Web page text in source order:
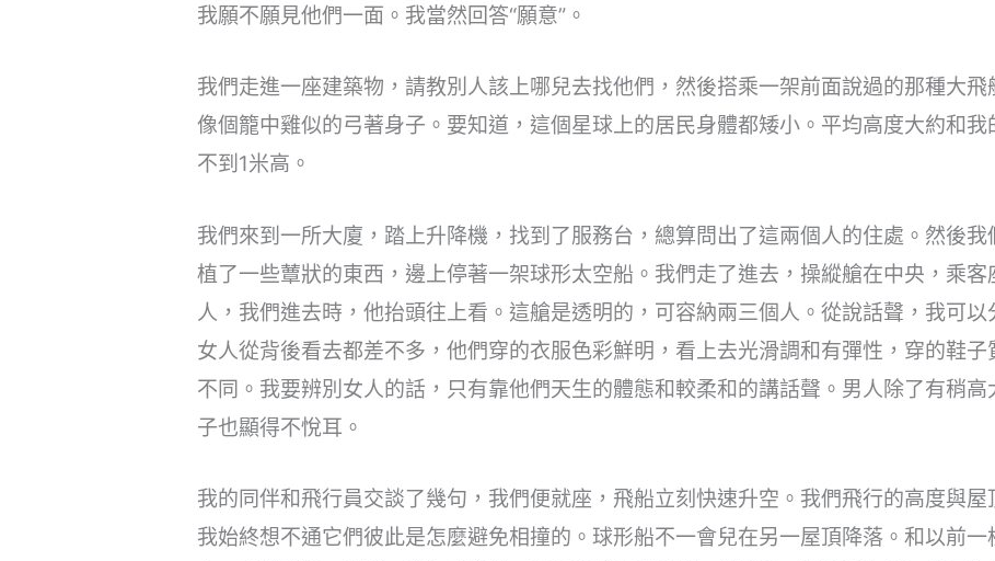
我願不願見他們一面。我當然回答“願意”。
我們走進一座建築物，請教別人該上哪兒去找他們，然後搭乘一架前面說過的那種大
像個籠中雞似的弓著身子。要知道，這個星球上的居民身體都矮小。平均高度大約和
不到1米高。
我們來到一所大廈，踏上升降機，找到了服務台，總算問出了這兩個人的住處。然後
植了一些蕈狀的東西，邊上停著一架球形太空船。我們走了進去，操縱艙在中央，乘
人，我們進去時，他抬頭往上看。這艙是透明的，可容納兩三個人。從說話聲，我可
女人從背後看去都差不多，他們穿的衣服色彩鮮明，看上去光滑調和有彈性，穿的鞋
不同。我要辨別女人的話，只有靠他們天生的體態和較柔和的講話聲。男人除了有稍
子也顯得不悅耳。
我的同伴和飛行員交談了幾句，我們便就座，飛船立刻快速升空。我們飛行的高度與屋
我始終想不通它們彼此是怎麼避免相撞的。球形船不一會兒在另一屋頂降落。和以前